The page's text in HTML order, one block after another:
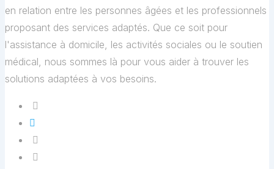
en relation entre les personnes âgées et les professionnels
proposant des services adaptés. Que ce soit pour
l'assistance à domicile, les activités sociales ou le soutien
médical, nous sommes là pour vous aider à trouver les
solutions adaptées à vos besoins.